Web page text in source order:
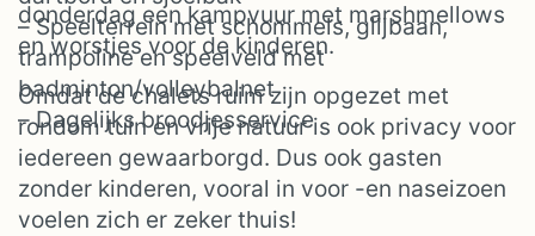
– Speelterrein met schommels, glijbaan,
trampoline en speelveld met
badminton/volleybalnet
– Dagelijks broodjesservice
donderdag een kampvuur met marshmellows
en worstjes voor de kinderen.
Omdat de chalets ruim zijn opgezet met
rondom tuin en vrije natuur is ook privacy voor
iedereen gewaarborgd. Dus ook gasten
zonder kinderen, vooral in voor -en naseizoen
voelen zich er zeker thuis!